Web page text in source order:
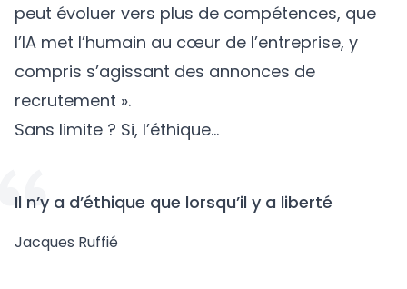
peut évoluer vers plus de compétences, que
l’IA met l’humain au cœur de l’entreprise, y
compris s’agissant des annonces de
recrutement ».
Sans limite ? Si, l’éthique…
Il n’y a d’éthique que lorsqu’il y a liberté
Jacques Ruffié